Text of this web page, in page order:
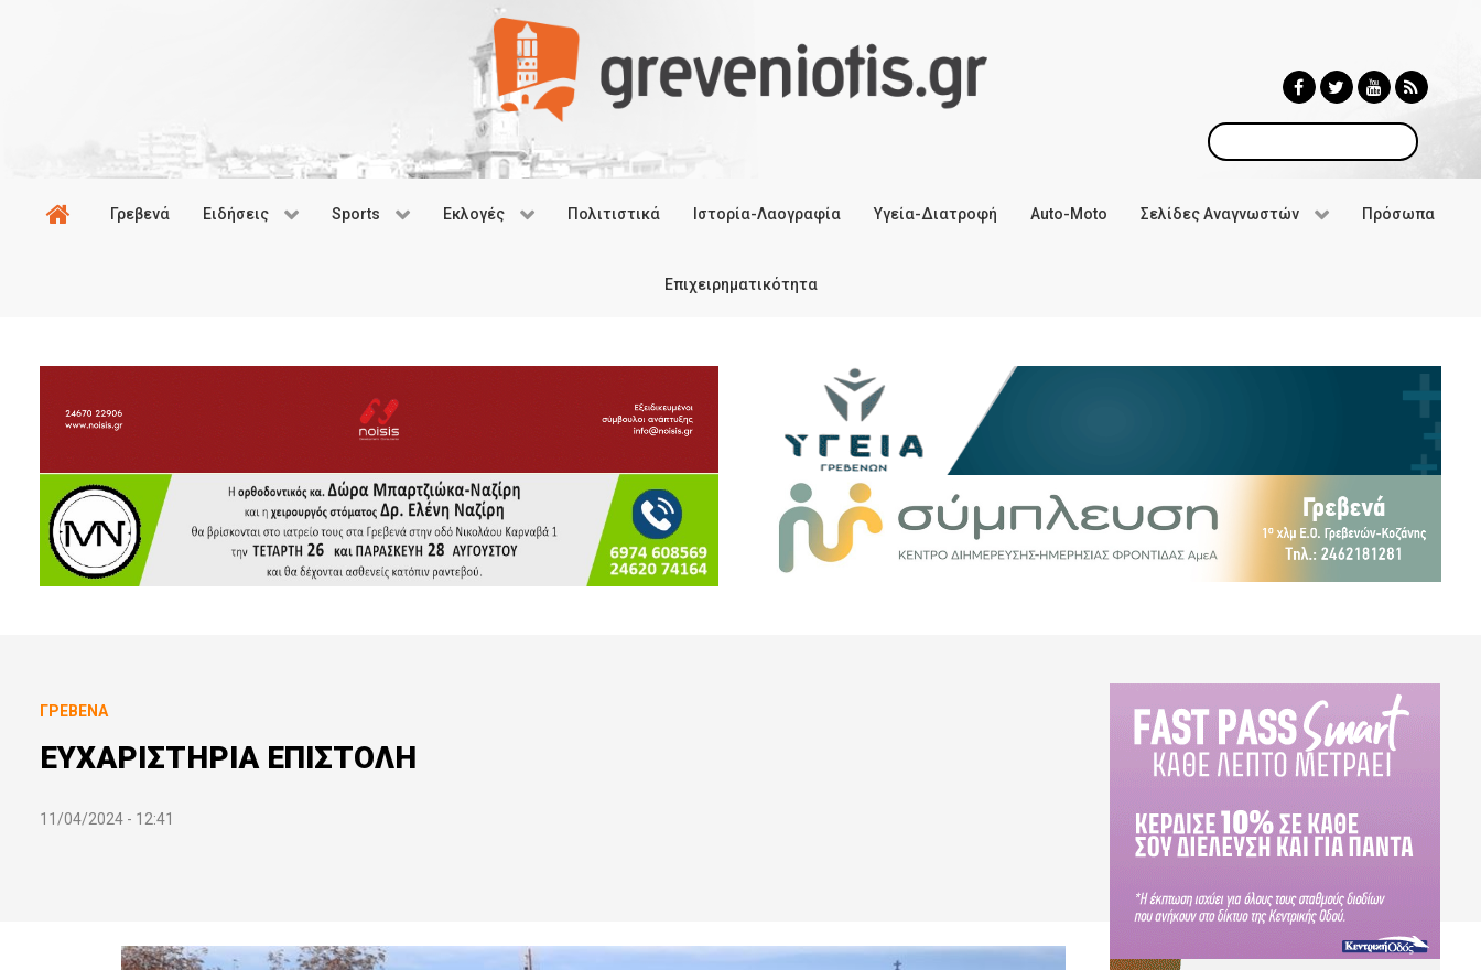
Αναζήτηση
Γρεβενά Ειδήσεις Sports Εκλογές Πολιτιστικά Ιστορία-Λαογραφία Υγεία-Διατροφή Auto-Moto Σελίδες Αναγνωστών Πρόσωπα
Επιχειρηματικότητα
ΓΡΕΒΕΝΆ
ΕΥΧΑΡΙΣΤΗΡΙΑ ΕΠΙΣΤΟΛΗ
11/04/2024 - 12:41